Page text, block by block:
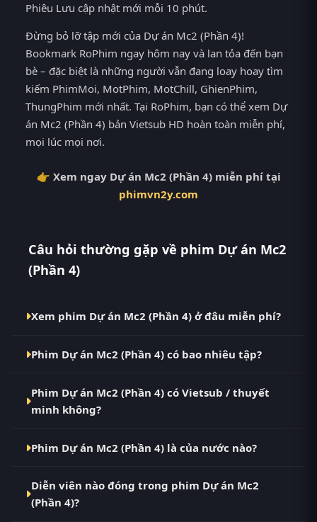
Phiêu Lưu cập nhật mới mỗi 10 phút.
Đừng bỏ lỡ tập mới của Dự án Mc2 (Phần 4)!
Bookmark RoPhim ngay hôm nay và lan tỏa đến bạn
bè – đặc biệt là những người vẫn đang loay hoay tìm
kiếm PhimMoi, MotPhim, MotChill, GhienPhim,
ThungPhim mới nhất. Tại RoPhim, bạn có thể xem Dự
án Mc2 (Phần 4) bản Vietsub HD hoàn toàn miễn phí,
mọi lúc mọi nơi.
👉 Xem ngay Dự án Mc2 (Phần 4) miễn phí tại
phimvn2y.com
Câu hỏi thường gặp về phim Dự án Mc2
(Phần 4)
Xem phim Dự án Mc2 (Phần 4) ở đâu miễn phí?
miễn phí tại RoPhim (phimvn2y.com) — không
thay thế cho PhimMoi, MotPhim, MotChill,
GhienPhim, ThungPhim, Phim VN2, BiluTV, TVHay.
Phim Dự án Mc2 (Phần 4) có bao nhiêu tập?
Hoàn Tất (1/1). Tại RoPhim, các tập mới được cập
nhật liên tục mỗi 10 phút khi nguồn có nội dung
Phim Dự án Mc2 (Phần 4) có Vietsub / thuyết
minh không?
Vietsub với chất lượng HD. Bạn có thể chuyển giữa
phát.
Phim Dự án Mc2 (Phần 4) là của nước nào?
tại RoPhim phimvn2y.com.
Diễn viên nào đóng trong phim Dự án Mc2
(Phần 4)?